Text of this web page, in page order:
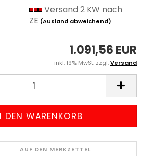
Versand 2 KW nach
ZE (Ausland abweichend)
1.091,56 EUR
inkl. 19% MwSt. zzgl.Versand
AUF DEN MERKZETTEL